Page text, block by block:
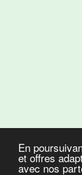
En
et offres
avec nos